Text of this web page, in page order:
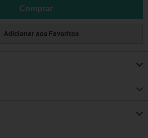
Comprar
Adicionar aos Favoritos